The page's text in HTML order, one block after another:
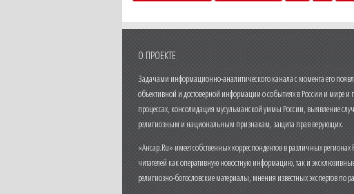
О ПРОЕКТЕ
Задачами информационно-аналитического канала с момента его
объективной и достоверной информации о событиях в России и мире и
процессах, консолидация мусульманской уммы России, выявление
религиозным и национальным признакам, защита прав верующих.
«Ансар.Ru» имеет собственных корреспондентов в различных
читателей как оперативную новостную информацию, так и
религиозно-богословские материалы, мнения известных экспертов